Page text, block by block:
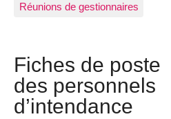
Réunions de gestionnaires
Fiches de poste
des personnels
d’intendance